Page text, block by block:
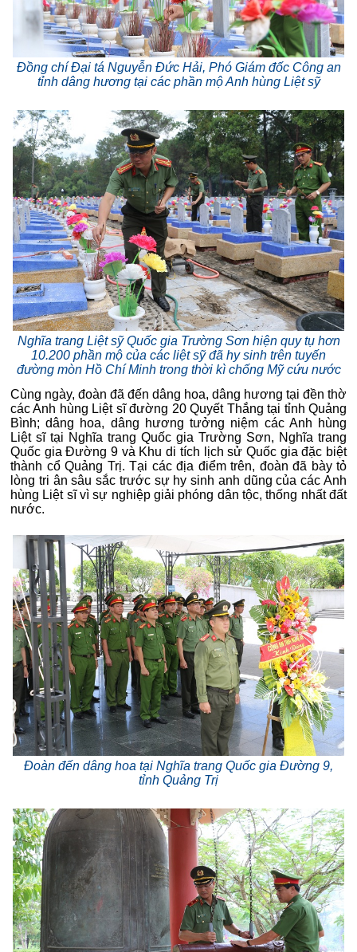
Đồng chí Đại tá Nguyễn Đức Hải, Phó Giám đốc Công an
tỉnh dâng hương tại các phần mộ Anh hùng Liệt sỹ
Nghĩa trang Liệt sỹ Quốc gia Trường Sơn hiện quy tụ hơn
10.200 phần mộ của các liệt sỹ đã hy sinh trên tuyến
đường mòn Hồ Chí Minh trong thời kì chống Mỹ cứu nước
Cùng ngày, đoàn đã đến dâng hoa, dâng hương tại đền thờ
các Anh hùng Liệt sĩ đường 20 Quyết Thắng tại tỉnh Quảng
Bình; dâng hoa, dâng hương tưởng niệm các Anh hùng
Liệt sĩ tại Nghĩa trang Quốc gia Trường Sơn, Nghĩa trang
Quốc gia Đường 9 và Khu di tích lịch sử Quốc gia đặc biệt
thành cổ Quảng Trị. Tại các địa điểm trên, đoàn đã bày tỏ
lòng tri ân sâu sắc trước sự hy sinh anh dũng của các Anh
hùng Liệt sĩ vì sự nghiệp giải phóng dân tộc, thống nhất đất
nước.
Đoàn đến dâng hoa tại Nghĩa trang Quốc gia Đường 9,
tỉnh Quảng Trị